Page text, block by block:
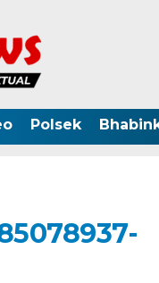
Polsek